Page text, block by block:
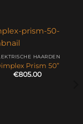
HAARDEN
Prism 50”
€805.00